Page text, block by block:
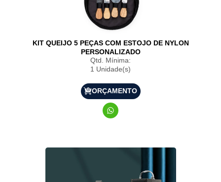
KIT QUEIJO 5 PEÇAS COM ESTOJO DE NYLON
PERSONALIZADO
Qtd. Mínima:
1 Unidade(s)
ORÇAMENTO